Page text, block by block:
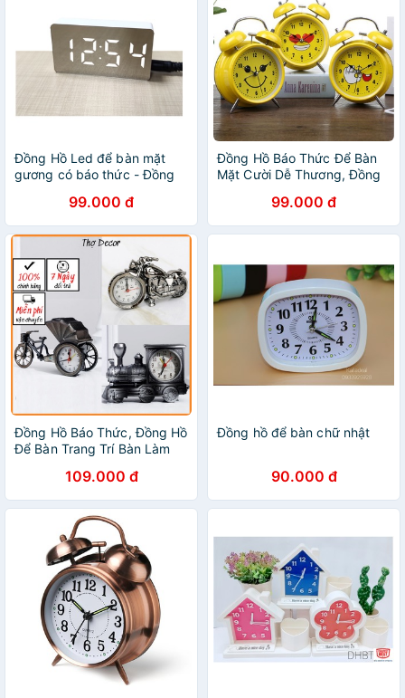
Đồng Hồ Led để bàn mặt
gương có báo thức - Đồng
99.000 đ
Đồng Hồ Báo Thức Để Bàn
Mặt Cười Dễ Thương, Đồng
99.000 đ
Đồng Hồ Báo Thức, Đồng Hồ
Để Bàn Trang Trí Bàn Làm
109.000 đ
Đồng hồ để bàn chữ nhật
90.000 đ